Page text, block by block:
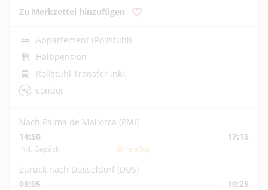
Zu Merkzettel hinzufügen
Appartement (Rollstuhl)
Halbpension
Rollstuhl Transfer inkl.
condor
Nach Palma de Mallorca (PMI)
14:50
17:15
inkl. Gepäck Direktflug
Zurück nach Düsseldorf (DUS)
08:05
10:25